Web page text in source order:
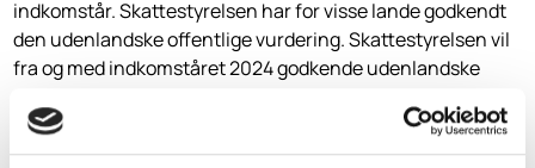
indkomstår. Skattestyrelsen har for visse lande godkendt
den udenlandske offentlige vurdering. Skattestyrelsen vil
fra og med indkomståret 2024 godkende udenlandske
Storbritannien. For ejendomme beliggende i andre lande
hvor deres ejendomsvurdering ikke kan sidestilles med